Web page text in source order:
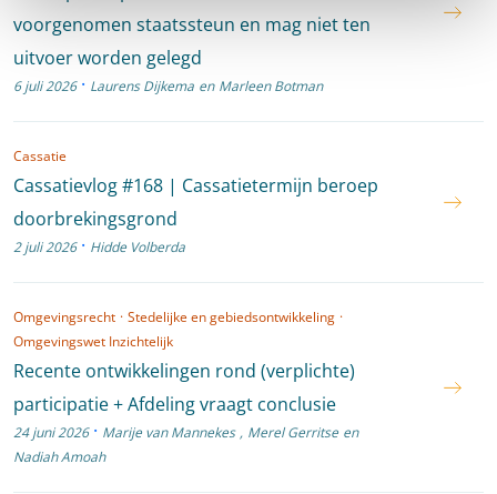
voorgenomen staatssteun en mag niet ten
uitvoer worden gelegd
6 juli 2026 · Laurens Dijkema en Marleen Botman
Cassatie
Cassatievlog #168 | Cassatietermijn beroep
doorbrekingsgrond
2 juli 2026 · Hidde Volberda
Omgevingsrecht · Stedelijke en gebiedsontwikkeling ·
Omgevingswet Inzichtelijk
Recente ontwikkelingen rond (verplichte)
participatie + Afdeling vraagt conclusie
24 juni 2026 · Marije van Mannekes , Merel Gerritse en
Nadiah Amoah